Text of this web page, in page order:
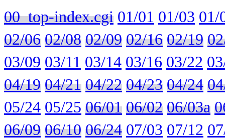
00_top-index.cgi 01/01 01/03 01/
02/06 02/08 02/09 02/16 02/19
03/09 03/11 03/14 03/16 03/22
04/19 04/21 04/22 04/23 04/24
05/24 05/25 06/01 06/02 06/03a
06/09 06/10 06/24 07/03 07/12